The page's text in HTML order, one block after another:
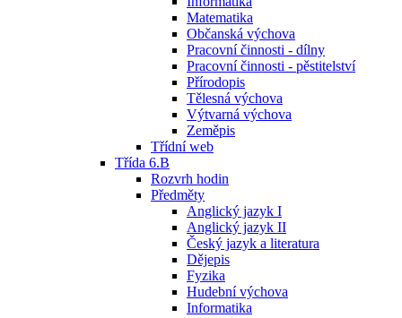
Matematika
Občanská výchova
Pracovní činnosti - dílny
Pracovní činnosti - pěstitelství
Přírodopis
Tělesná výchova
Výtvarná výchova
Zeměpis
Třídní web
Třída 6.B
Rozvrh hodin
Předměty
Anglický jazyk I
Anglický jazyk II
Český jazyk a literatura
Dějepis
Fyzika
Hudební výchova
Informatika